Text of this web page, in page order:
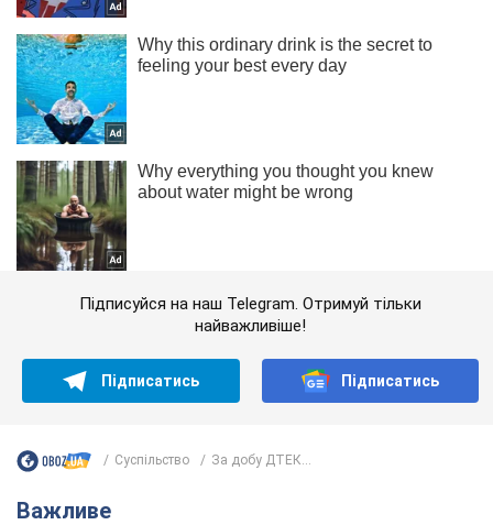
Підписуйся на наш Telegram. Отримуй тільки
найважливіше!
Підписатись Підписатись
Суспільство За добу ДТЕК...
Важливе